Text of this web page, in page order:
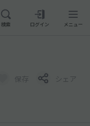
検索 ログイン メニュー
保存 シェア